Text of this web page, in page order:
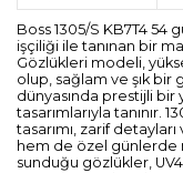
Boss 1305/S KB7T4 54
işçiliği ile tanınan bir
Gözlükleri modeli,
olup, sağlam ve şık
dünyasında prestijli
tasarımlarıyla tanınır.
tasarımı, zarif
hem de özel günlerde
sunduğu gözlükler,